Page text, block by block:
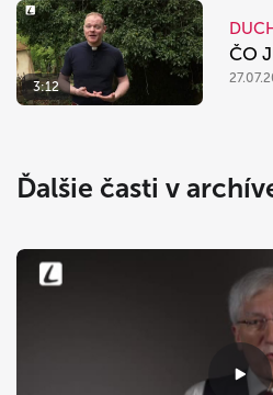
3:12
ČO
Ďalšie časti v